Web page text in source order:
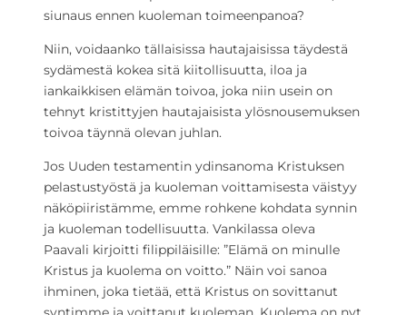
siunaus ennen kuoleman toimeenpanoa?
Niin, voidaanko tällaisissa hautajaisissa täydestä
sydämestä kokea sitä kiitollisuutta, iloa ja
iankaikkisen elämän toivoa, joka niin usein on
tehnyt kristittyjen hautajaisista ylösnousemuksen
toivoa täynnä olevan juhlan.
Jos Uuden testamentin ydinsanoma Kristuksen
pelastustyöstä ja kuoleman voittamisesta väistyy
näköpiiristämme, emme rohkene kohdata synnin
ja kuoleman todellisuutta. Vankilassa oleva
Paavali kirjoitti filippiläisille: ”Elämä on minulle
Kristus ja kuolema on voitto.” Näin voi sanoa
ihminen, joka tietää, että Kristus on sovittanut